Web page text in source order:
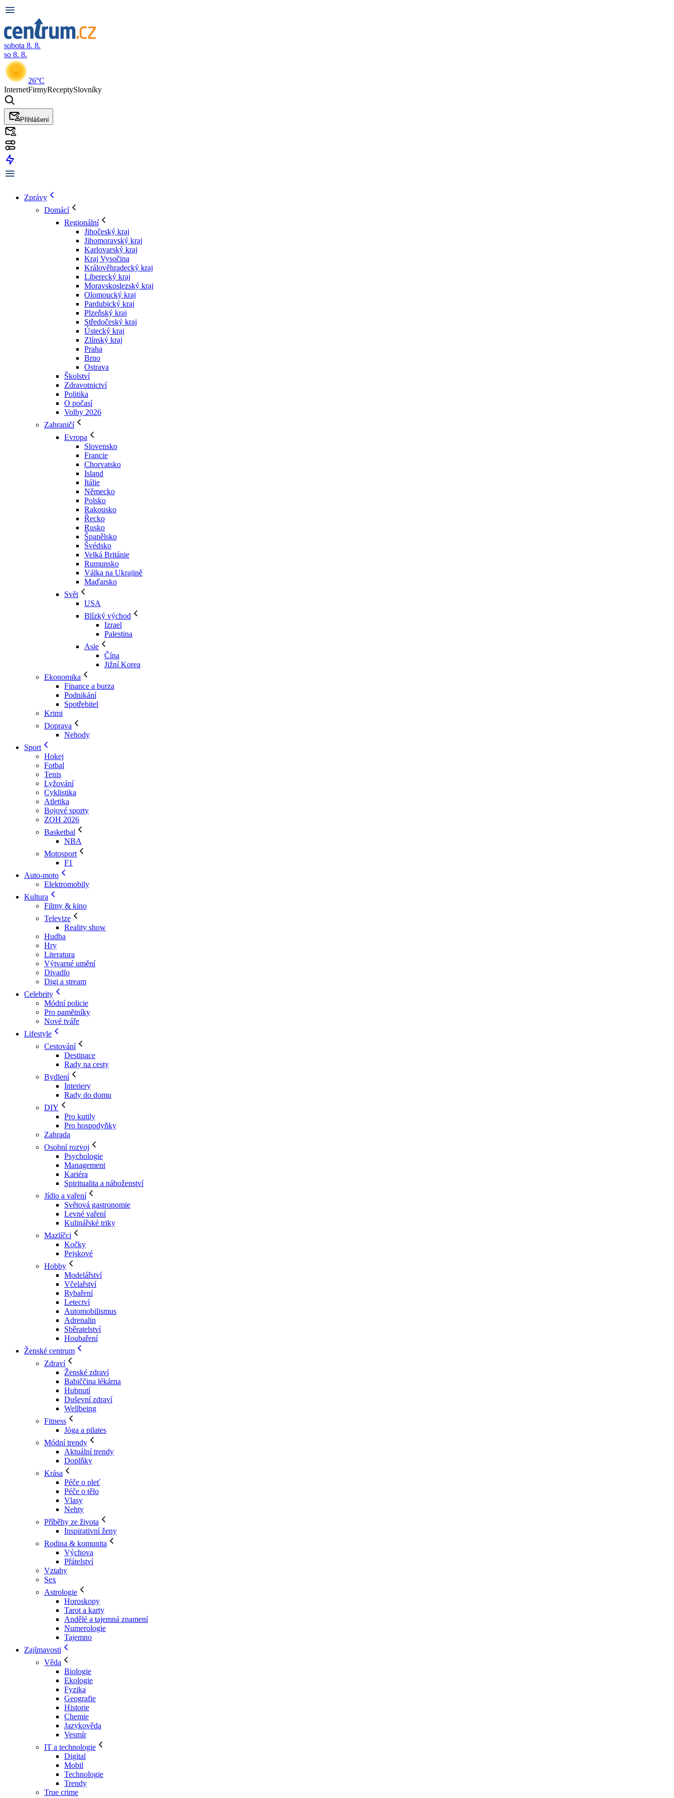
sobota 8. 8.
so 8. 8.
26°C
InternetFirmyReceptySlovníky
Přihlášení
Zprávy
Domácí
Regionální
Jihočeský kraj
Jihomoravský kraj
Karlovarský kraj
Kraj Vysočina
Králověhradecký kraj
Liberecký kraj
Moravskoslezský kraj
Olomoucký kraj
Pardubický kraj
Plzeňský kraj
Středočeský kraj
Ústecký kraj
Zlínský kraj
Praha
Brno
Ostrava
Školství
Zdravotnictví
Politika
O počasí
Volby 2026
Zahraničí
Evropa
Slovensko
Francie
Chorvatsko
Island
Itálie
Německo
Polsko
Rakousko
Řecko
Rusko
Španělsko
Švédsko
Velká Británie
Rumunsko
Válka na Ukrajině
Maďarsko
Svět
USA
Blízký východ
Izrael
Palestina
Asie
Čína
Jižní Korea
Ekonomika
Finance a burza
Podnikání
Spotřebitel
Krimi
Doprava
Nehody
Sport
Hokej
Fotbal
Tenis
Lyžování
Cyklistika
Atletika
Bojové sporty
ZOH 2026
Basketbal
NBA
Motosport
F1
Auto-moto
Elektromobily
Kultura
Filmy & kino
Televize
Reality show
Hudba
Hry
Literatura
Výtvarné umění
Divadlo
Digi a stream
Celebrity
Módní policie
Pro pamětníky
Nové tváře
Lifestyle
Cestování
Destinace
Rady na cesty
Bydlení
Interiery
Rady do domu
DIY
Pro kutily
Pro hospodyňky
Zahrada
Osobní rozvoj
Psychologie
Management
Kariéra
Spiritualita a náboženství
Jídlo a vaření
Světová gastronomie
Levné vaření
Kulinářské triky
Mazlíčci
Kočky
Pejskové
Hobby
Modelářství
Včelařství
Rybaření
Letectví
Automobilismus
Adrenalin
Sběratelství
Houbaření
Ženské centrum
Zdraví
Ženské zdraví
Babiččina lékárna
Hubnutí
Duševní zdraví
Wellbeing
Fitness
Jóga a pilates
Módní trendy
Aktuální trendy
Doplňky
Krása
Péče o pleť
Péče o tělo
Vlasy
Nehty
Příběhy ze života
Inspirativní ženy
Rodina & komunita
Výchova
Přátelství
Vztahy
Sex
Astrologie
Horoskopy
Tarot a karty
Andělé a tajemná znamení
Numerologie
Tajemno
Zajímavosti
Věda
Biologie
Ekologie
Fyzika
Geografie
Historie
Chemie
Jazykověda
Vesmír
IT a technologie
Digital
Mobil
Technologie
Trendy
True crime